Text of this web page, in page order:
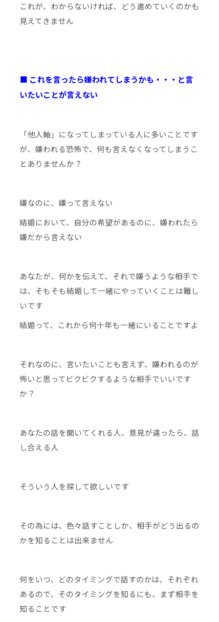
これが、わからないければ、どう進めていくのかも
見えてきません
■ これを言ったら嫌われてしまうかも・・・と言
いたいことが言えない
「他人軸」になってしまっている人に多いことです
が、嫌われる恐怖で、何も言えなくなってしまうこ
とありませんか？
嫌なのに、嫌って言えない
結婚において、自分の希望があるのに、嫌われたら
嫌だから言えない
あなたが、何かを伝えて、それで嫌うような相手で
は、そもそも結婚して一緒にやっていくことは難し
いです
結婚って、これから何十年も一緒にいることですよ
それなのに、言いたいことも言えず、嫌われるのが
怖いと思ってビクビクするような相手でいいです
か？
あなたの話を聞いてくれる人、意見が違ったら、話
し合える人
そういう人を探して欲しいです
その為には、色々話すことしか、相手がどう出るの
かを知ることは出来ません
何をいつ、どのタイミングで話すのかは、それぞれ
あるので、そのタイミングを知るにも、まず相手を
知ることです